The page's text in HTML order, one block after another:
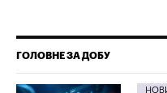
ГОЛОВНЕ ЗА ДОБУ